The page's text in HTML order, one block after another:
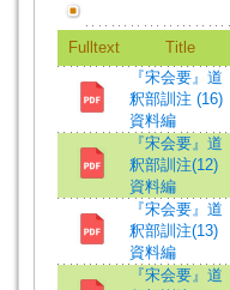
Fulltext Title
『宋会要』道
釈部訓注 (16)
資料編
『宋会要』道
釈部訓注(12)
資料編
『宋会要』道
釈部訓注(13)
資料編
『宋会要』道